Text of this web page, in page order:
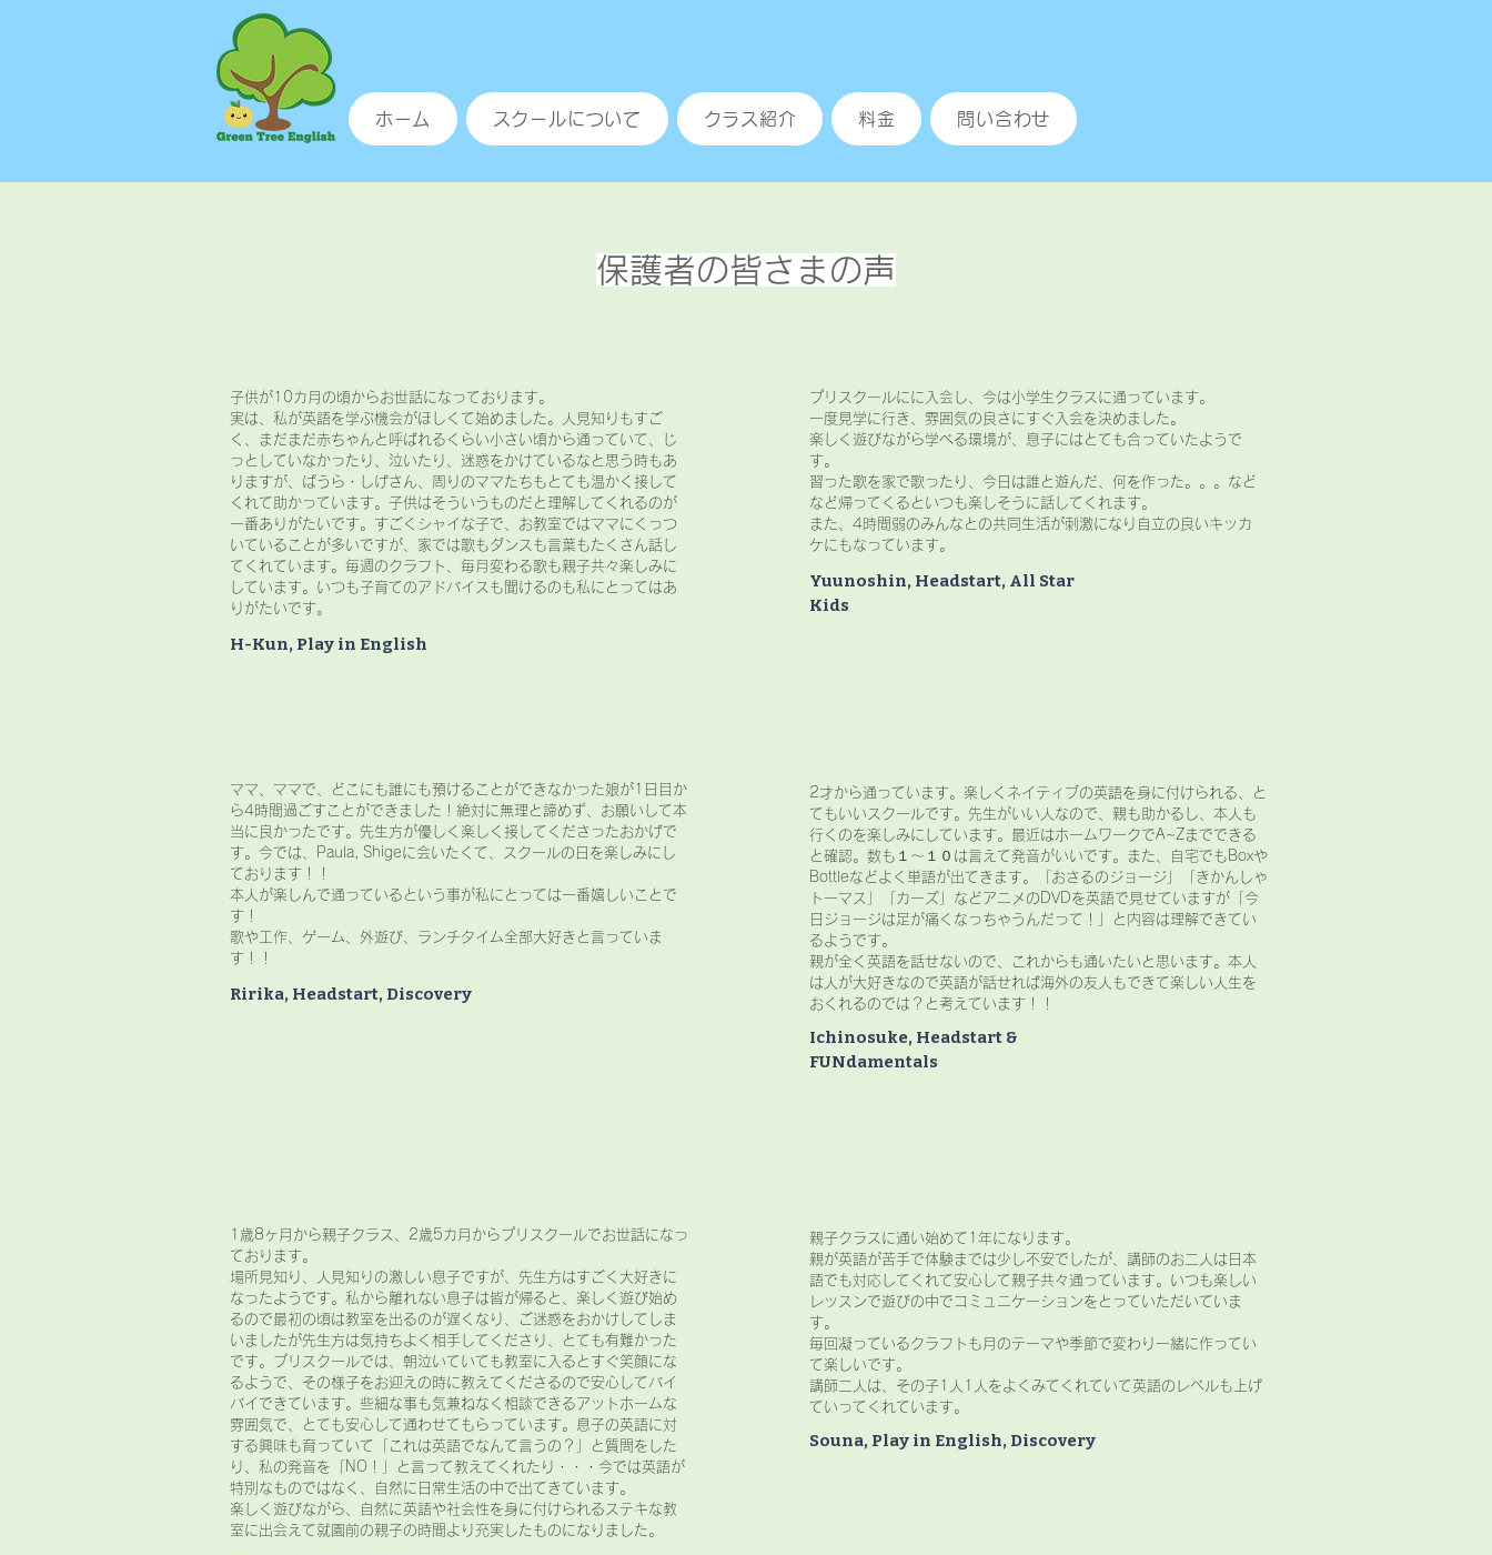
ホーム スクールについて クラス紹介 料金 問い合わせ
保護者の皆さまの声
子供が10カ月の頃からお世話になっております。
実は、私が英語を学ぶ機会がほしくて始めました。人見知りもすご
く、まだまだ赤ちゃんと呼ばれるくらい小さい頃から通っていて、じ
っとしていなかったり、泣いたり、迷惑をかけているなと思う時もあ
りますが、ぱうら・しげさん、周りのママたちもとても温かく接して
くれて助かっています。子供はそういうものだと理解してくれるのが
一番ありがたいです。すごくシャイな子で、お教室ではママにくっつ
いていることが多いですが、家では歌もダンスも言葉もたくさん話し
てくれています。毎週のクラフト、毎月変わる歌も親子共々楽しみに
しています。いつも子育てのアドバイスも聞けるのも私にとってはあ
りがたいです。
H-Kun, Play in English
プリスクールにに入会し、今は小学生クラスに通っています。
一度見学に行き、雰囲気の良さにすぐ入会を決めました。
楽しく遊びながら学べる環境が、息子にはとても合っていたようで
す。
習った歌を家で歌ったり、今日は誰と遊んだ、何を作った。。。など
など帰ってくるといつも楽しそうに話してくれます。
また、4時間弱のみんなとの共同生活が刺激になり自立の良いキッカ
ケにもなっています。
Yuunoshin, Headstart, All Star
Kids
ママ、ママで、どこにも誰にも預けることができなかった娘が1日目か
ら4時間過ごすことができました！絶対に無理と諦めず、お願いして本
当に良かったです。先生方が優しく楽しく接してくださったおかげで
す。今では、Paula, Shigeに会いたくて、スクールの日を楽しみにし
ております！！
本人が楽しんで通っているという事が私にとっては一番嬉しいことで
す！
歌や工作、ゲーム、外遊び、ランチタイム全部大好きと言っていま
す！！
Ririka, Headstart, Discovery
2才から通っています。楽しくネイティブの英語を身に付けられる、と
てもいいスクールです。先生がいい人なので、親も助かるし、本人も
行くのを楽しみにしています。最近はホームワークでA~Zまでできる
と確認。数も１～１０は言えて発音がいいです。また、自宅でもBoxや
Bottleなどよく単語が出てきます。「おさるのジョージ」「きかんしゃ
トーマス」「カーズ」などアニメのDVDを英語で見せていますが「今
日ジョージは足が痛くなっちゃうんだって！」と内容は理解できてい
るようです。
親が全く英語を話せないので、これからも通いたいと思います。本人
は人が大好きなので英語が話せれば海外の友人もできて楽しい人生を
おくれるのでは？と考えています！！
Ichinosuke, Headstart &
FUNdamentals
1歳8ヶ月から親子クラス、2歳5カ月からプリスクールでお世話になっ
ております。
場所見知り、人見知りの激しい息子ですが、先生方はすごく大好きに
なったようです。私から離れない息子は皆が帰ると、楽しく遊び始め
るので最初の頃は教室を出るのが遅くなり、ご迷惑をおかけしてしま
いましたが先生方は気持ちよく相手してくださり、とても有難かった
です。プリスクールでは、朝泣いていても教室に入るとすぐ笑顔にな
るようで、その様子をお迎えの時に教えてくださるので安心してバイ
バイできています。些細な事も気兼ねなく相談できるアットホームな
雰囲気で、とても安心して通わせてもらっています。息子の英語に対
する興味も育っていて「これは英語でなんて言うの？」と質問をした
り、私の発音を「NO！」と言って教えてくれたり・・・今では英語が
特別なものではなく、自然に日常生活の中で出てきています。
楽しく遊びながら、自然に英語や社会性を身に付けられるステキな教
室に出会えて就園前の親子の時間より充実したものになりました。
親子クラスに通い始めて1年になります。
親が英語が苦手で体験までは少し不安でしたが、講師のお二人は日本
語でも対応してくれて安心して親子共々通っています。いつも楽しい
レッスンで遊びの中でコミュニケーションをとっていただいていま
す。
毎回凝っているクラフトも月のテーマや季節で変わり一緒に作ってい
て楽しいです。
講師二人は、その子1人1人をよくみてくれていて英語のレベルも上げ
ていってくれています。
Souna, Play in English, Discovery